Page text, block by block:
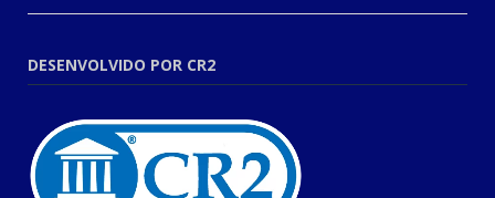
DESENVOLVIDO POR CR2